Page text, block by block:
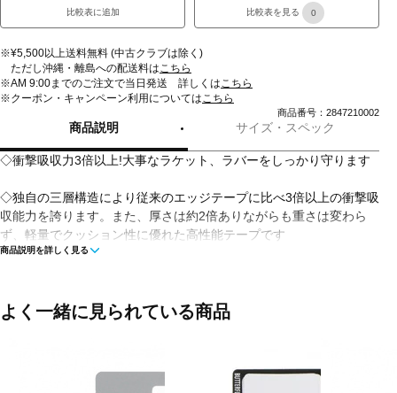
比較表に追加 比較表を見る 0
※¥5,500以上送料無料 (中古クラブは除く)
ただし沖縄・離島への配送料はこちら
※AM 9:00までのご注文で当日発送 詳しくはこちら
※クーポン・キャンペーン利用についてはこちら
商品番号：2847210002
商品説明 サイズ・スペック
◇衝撃吸収力3倍以上!大事なラケット、ラバーをしっかり守ります
◇独自の三層構造により従来のエッジテープに比べ3倍以上の衝撃吸
収能力を誇ります。また、厚さは約2倍ありながらも重さは変わら
ず、軽量でクッション性に優れた高性能テープです
■生産国:日本
商品説明を詳しく見る
よく一緒に見られている商品